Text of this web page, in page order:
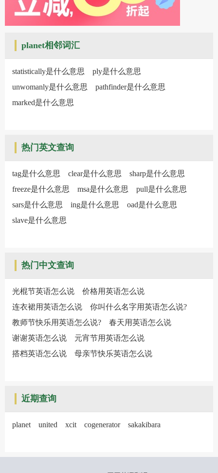
planet相邻词汇
statistically是什么意思
ply是什么意思
unwomanly是什么意思
pathfinder是什么意思
marked是什么意思
热门英文查询
tag是什么意思 clear是什么意思
sharp是什么意思
freeze是什么意思
msa是什么意思
pull是什么意思
sars是什么意思
ing是什么意思
oad是什么意思
slave是什么意思
热门中文查询
光棍节英语怎么说
价格用英语怎么说
连衣裙用英语怎么说
你叫什么名字用英语怎么说?
教师节快乐用英语怎么说?
春天用英语怎么说
谢谢英语怎么说
元宵节用英语怎么说
搭档英语怎么说
母亲节快乐英语怎么说
近期查询
planet united xcit cogenerator sakakibara